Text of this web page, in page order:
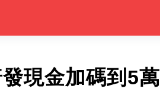
現金加碼到5萬